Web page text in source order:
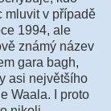
mluvit v případě
1994, ale
známý název
gara bagh,
asi největšího
Waala. I proto